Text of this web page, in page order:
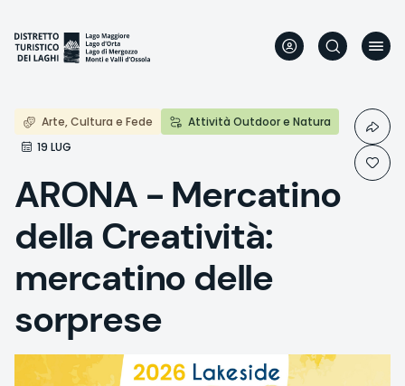
Inhalt
Arte, Cultura e Fede
Attività Outdoor e Natura
19 LUG
ARONA - Mercatino
della Creatività:
mercatino delle
sorprese